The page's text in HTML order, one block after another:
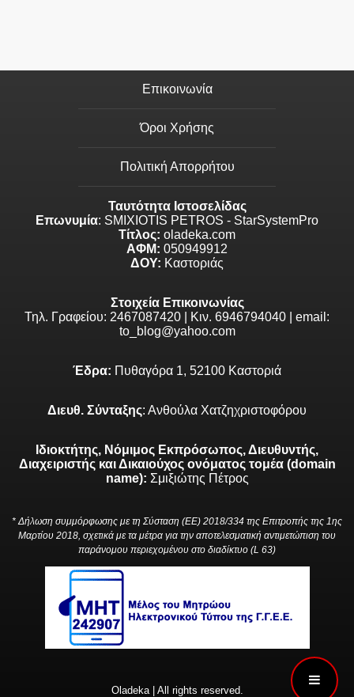
Επικοινωνία
Όροι Χρήσης
Πολιτική Απορρήτου
Ταυτότητα Ιστοσελίδας
Επωνυμία: SMIXIOTIS PETROS - StarSystemPro
Τίτλος: oladeka.com
ΑΦΜ: 050949912
ΔΟΥ: Καστοριάς
Στοιχεία Επικοινωνίας
Τηλ. Γραφείου: 2467087420 | Κιν. 6946794040 | email:
to_blog@yahoo.com
Έδρα: Πυθαγόρα 1, 52100 Καστοριά
Διευθ. Σύνταξης: Ανθούλα Χατζηχριστοφόρου
Ιδιοκτήτης, Νόμιμος Εκπρόσωπος, Διευθυντής,
Διαχειριστής και Δικαιούχος ονόματος τομέα (domain
name): Σμιξιώτης Πέτρος
* Δήλωση συμμόρφωσης με τη Σύσταση (ΕΕ) 2018/334 της Επιτροπής της 1ης
Μαρτίου 2018, σχετικά με τα μέτρα για την αποτελεσματική αντιμετώπιση του
παράνομου περιεχομένου στο διαδίκτυο (L 63)
Oladeka | All rights reserved.